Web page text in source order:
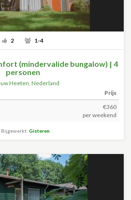
2 1-4
(mindervalide bungalow) | 4
personen
Heeten, Nederland
Prijs
€360
per weekend
Bijgewerkt: Gisteren